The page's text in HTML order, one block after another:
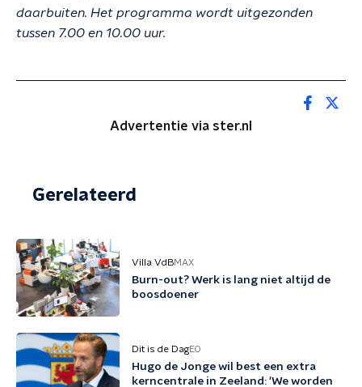
daarbuiten. Het programma wordt uitgezonden
tussen 7.00 en 10.00 uur.
Advertentie via ster.nl
Gerelateerd
Villa VdBMAX
Burn-out? Werk is lang niet altijd de
boosdoener
Dit is de DagEO
Hugo de Jonge wil best een extra
kerncentrale in Zeeland: 'We worden